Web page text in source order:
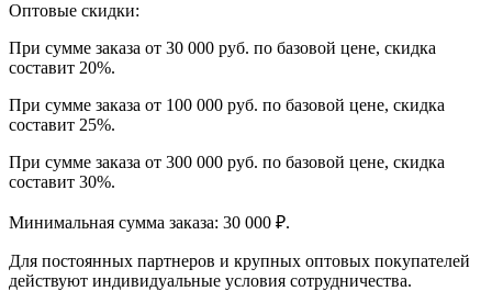
Оптовые скидки:
При сумме заказа от 30 000 руб. по базовой цене, скидка
составит 20%.
При сумме заказа от 100 000 руб. по базовой цене, скидка
составит 25%.
При сумме заказа от 300 000 руб. по базовой цене, скидка
составит 30%.
Минимальная сумма заказа: 30 000 ₽.
Для постоянных партнеров и крупных оптовых покупателей
действуют индивидуальные условия сотрудничества.